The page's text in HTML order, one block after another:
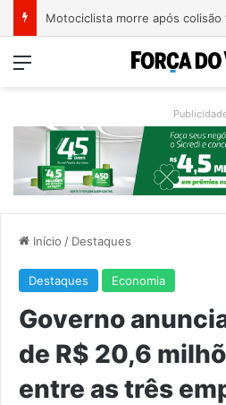
Menu
Início / Destaques
Destaques Economia
Governo
de R$ 20,6
entre as três